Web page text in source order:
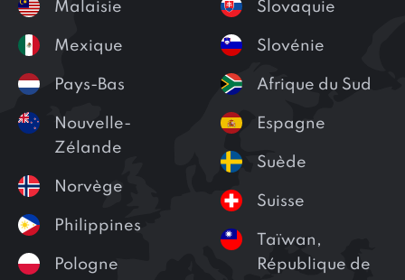
Malaisie
Mexique
Pays-Bas
Nouvelle-
Zélande
Norvège
Philippines
Pologne
Slovaquie
Slovénie
Afrique du Sud
Espagne
Suède
Suisse
Taïwan,
République de